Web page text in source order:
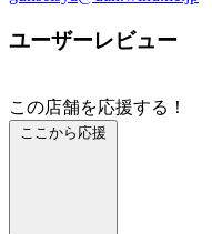
ユーザーレビュー
この店舗を応援する！
ここから応援